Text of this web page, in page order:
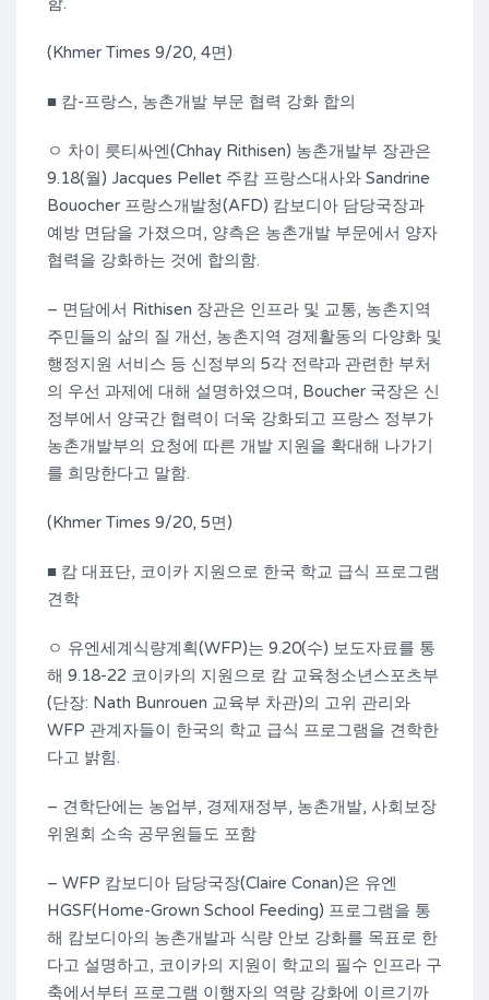
(Khmer Times 9/20, 4면)
■ 캄-프랑스, 농촌개발 부문 협력 강화 합의
ㅇ 차이 릇티싸엔(Chhay Rithisen) 농촌개발부 장관은
9.18(월) Jacques Pellet 주캄 프랑스대사와 Sandrine
Bouocher 프랑스개발청(AFD) 캄보디아 담당국장과
예방 면담을 가졌으며, 양측은 농촌개발 부문에서 양자
협력을 강화하는 것에 합의함.
– 면담에서 Rithisen 장관은 인프라 및 교통, 농촌지역
주민들의 삶의 질 개선, 농촌지역 경제활동의 다양화 및
행정지원 서비스 등 신정부의 5각 전략과 관련한 부처
의 우선 과제에 대해 설명하였으며, Boucher 국장은 신
정부에서 양국간 협력이 더욱 강화되고 프랑스 정부가
농촌개발부의 요청에 따른 개발 지원을 확대해 나가기
를 희망한다고 말함.
(Khmer Times 9/20, 5면)
■ 캄 대표단, 코이카 지원으로 한국 학교 급식 프로그램
견학
ㅇ 유엔세계식량계획(WFP)는 9.20(수) 보도자료를 통
해 9.18-22 코이카의 지원으로 캄 교육청소년스포츠부
(단장: Nath Bunrouen 교육부 차관)의 고위 관리와
WFP 관계자들이 한국의 학교 급식 프로그램을 견학한
다고 밝힘.
– 견학단에는 농업부, 경제재정부, 농촌개발, 사회보장
위원회 소속 공무원들도 포함
– WFP 캄보디아 담당국장(Claire Conan)은 유엔
HGSF(Home-Grown School Feeding) 프로그램을 통
해 캄보디아의 농촌개발과 식량 안보 강화를 목표로 한
다고 설명하고, 코이카의 지원이 학교의 필수 인프라 구
축에서부터 프로그램 이행자의 역량 강화에 이르기까